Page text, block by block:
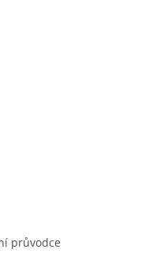
průvodce